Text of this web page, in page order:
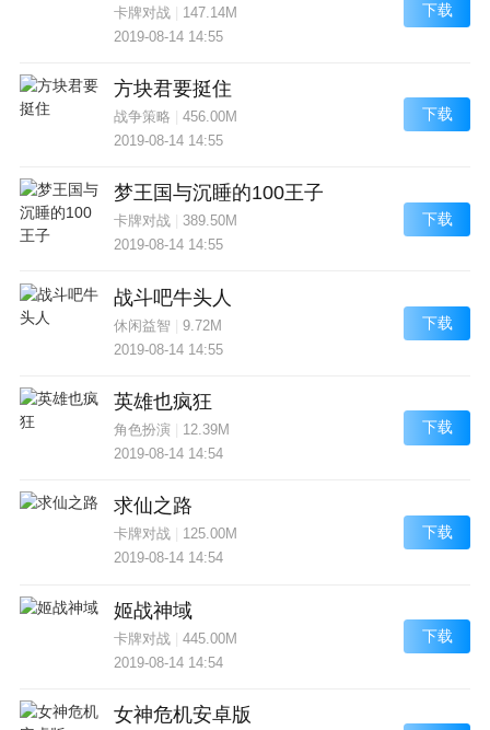
卡牌对战| 147.14M
2019-08-14 14:55
下载
方块君要挺住
战争策略
456.00M
2019-08-14 14:55
下载
梦王国与沉睡的100王子
卡牌对战| 389.50M
2019-08-14 14:55
下载
战斗吧牛头人
休闲益智
9.72M
2019-08-14 14:55
下载
英雄也疯狂
角色扮演| 12.39M
2019-08-14 14:54
下载
求仙之路
卡牌对战| 125.00M
2019-08-14 14:54
下载
姬战神域
卡牌对战| 445.00M
2019-08-14 14:54
下载
女神危机安卓版